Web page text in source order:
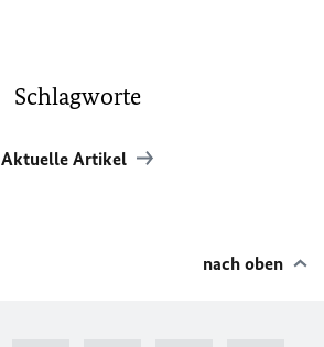
Schlagworte
Aktuelle Artikel
nach oben